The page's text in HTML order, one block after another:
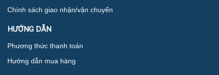
Chính sách giao nhận/vận chuyển
HƯỚNG DẪN
Phương thức thanh toán
Hướng dẫn mua hàng